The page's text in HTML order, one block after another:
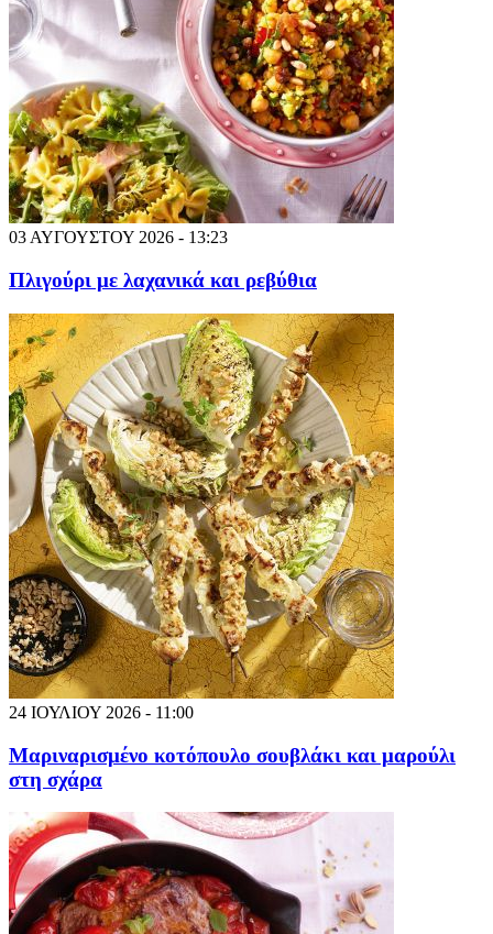
03 ΑΥΓΟΥΣΤΟΥ 2026 - 13:23
Πλιγούρι με λαχανικά και ρεβύθια
24 ΙΟΥΛΙΟΥ 2026 - 11:00
Μαριναρισμένο κοτόπουλο σουβλάκι και μαρούλι
στη σχάρα